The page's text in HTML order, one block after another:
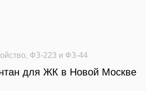
, ФЗ-223 и ФЗ-44
для ЖК в Новой Москве